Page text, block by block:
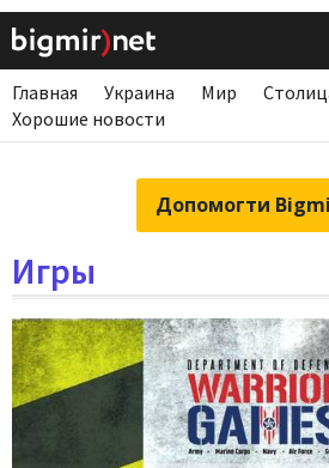
Главная Украина Мир
Хорошие новости
Допомогти
Игры